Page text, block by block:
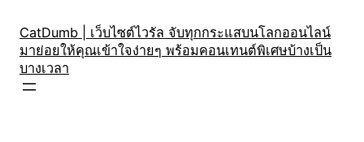
content
CatDumb | เว็บไซต์ไวรัล จับทุกกระแสบนโลกออนไลน์
มาย่อยให้คุณเข้าใจง่ายๆ พร้อมคอนเทนต์พิเศษบ้างเป็น
บางเวลา